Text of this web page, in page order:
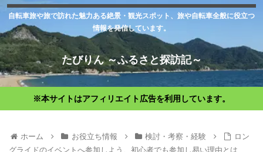
自転車旅や旅で訪れた魅力ある絶景・観光スポット、旅や自転車全般に役立つ
情報を発信しています。
たびりん ～ふるさと探訪記～
※本サイトはアフィリエイト広告を利用しています。
ホーム お役立ち情報 検討・考察・経験
ロン
グライドのイベントへ参加しよう、初心者でも参加し易い理由とは